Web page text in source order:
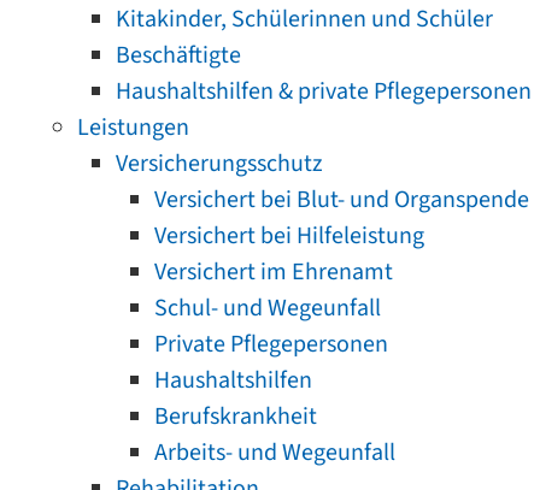
Kitakinder, Schülerinnen und Schüler
Beschäftigte
Haushaltshilfen & private Pflegepersonen
Leistungen
Versicherungsschutz
Versichert bei Blut- und Organspende
Versichert bei Hilfeleistung
Versichert im Ehrenamt
Schul- und Wegeunfall
Private Pflegepersonen
Haushaltshilfen
Berufskrankheit
Arbeits- und Wegeunfall